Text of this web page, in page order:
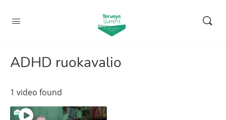
ADHD ruokavalio
1 video found